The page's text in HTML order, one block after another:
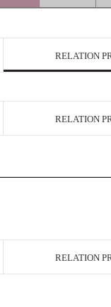
RELATION
RELATION
RELATION